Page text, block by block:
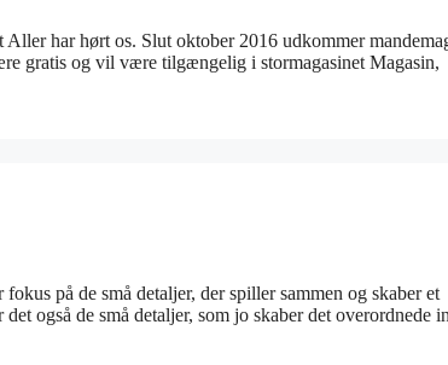
har hørt os. Slut oktober 2016 udkommer
gratis og vil være tilgængelig i stormagasinet Magasin,
på de små detaljer, der spiller sammen og skaber et
også de små detaljer, som jo skaber det overordnede